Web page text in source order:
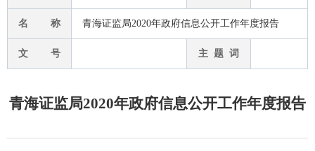
名 称 青海证监局2020年政府信息公开工作年度报告
文 号 主 题 词
青海证监局2020年政府信息公开工作年度报告